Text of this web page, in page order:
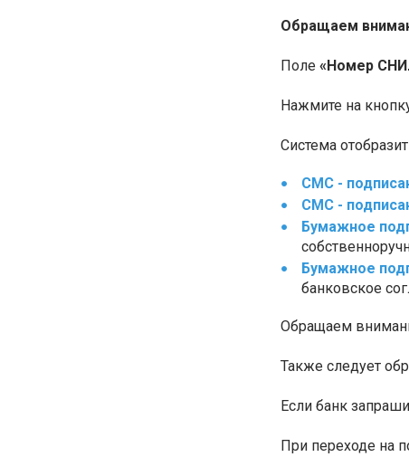
Обращаем
Поле «Номер
Нажмите на
Система
СМС -
СМС -
Бумажное
Бумажное
банковское
Обращаем
Также следует
Если банк
При переходе на